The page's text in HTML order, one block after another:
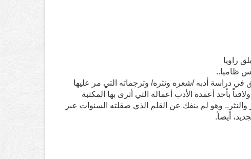
راويا
ظاميا..
دراسة أدبه /شعره ونثره/ وترجماته التي مر عليها
بأحد أعمدة الأدب أعماله التي أثرى بها المكتبة
والنثر.. وهو لم ينفك عن القلم الذي صقلته السنوات عبر
أيضاً.